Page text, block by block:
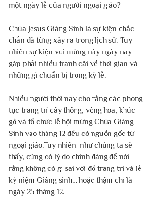
một ngày lễ của người ngoại giáo?
Chúa Jesus Giáng Sinh là sự kiện chắc
chắn đã từng xảy ra trong lịch sử. Tuy
nhiên sự kiện vui mừng này ngày nay
gặp phải nhiều tranh cãi về thời gian và
những gì chuẩn bị trong kỳ lễ.
Nhiều người thời nay cho rằng các phong
tục trang trí cây thông, vòng hoa, khúc
gỗ và tổ chức lễ hội mừng Chúa Giáng
Sinh vào tháng 12 đều có nguồn gốc từ
ngoại giáo.Tuy nhiên, như chúng ta sẽ
thấy, cũng có lý do chính đáng để nói
rằng không có gì sai với đồ trang trí và lễ
kỷ niệm Giáng sinh… hoặc thậm chí là
ngày 25 tháng 12.